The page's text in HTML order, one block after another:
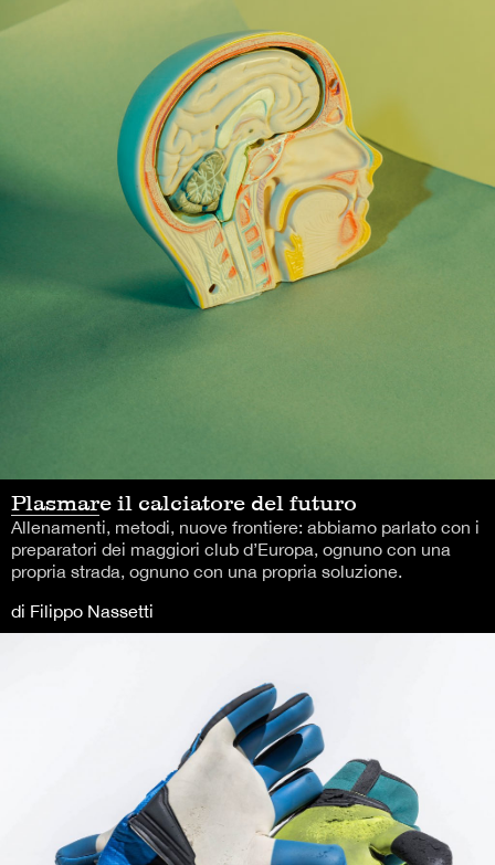
Plasmare il calciatore del futuro
Allenamenti, metodi, nuove frontiere: abbiamo parlato con i
preparatori dei maggiori club d’Europa, ognuno con una
propria strada, ognuno con una propria soluzione.
di Filippo Nassetti